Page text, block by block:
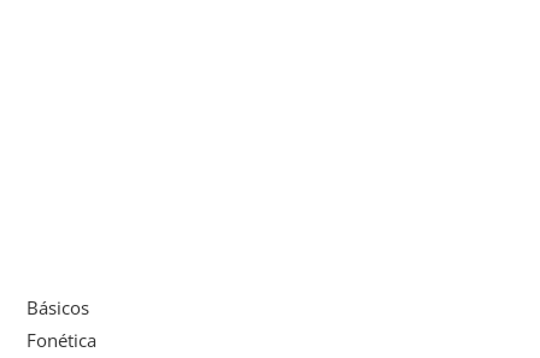
Básicos
Fonética